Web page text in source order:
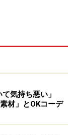
気持ち悪い」
材」とOKコーデ